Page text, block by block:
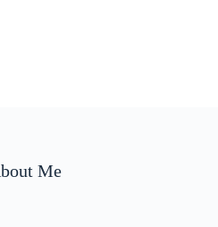
Me